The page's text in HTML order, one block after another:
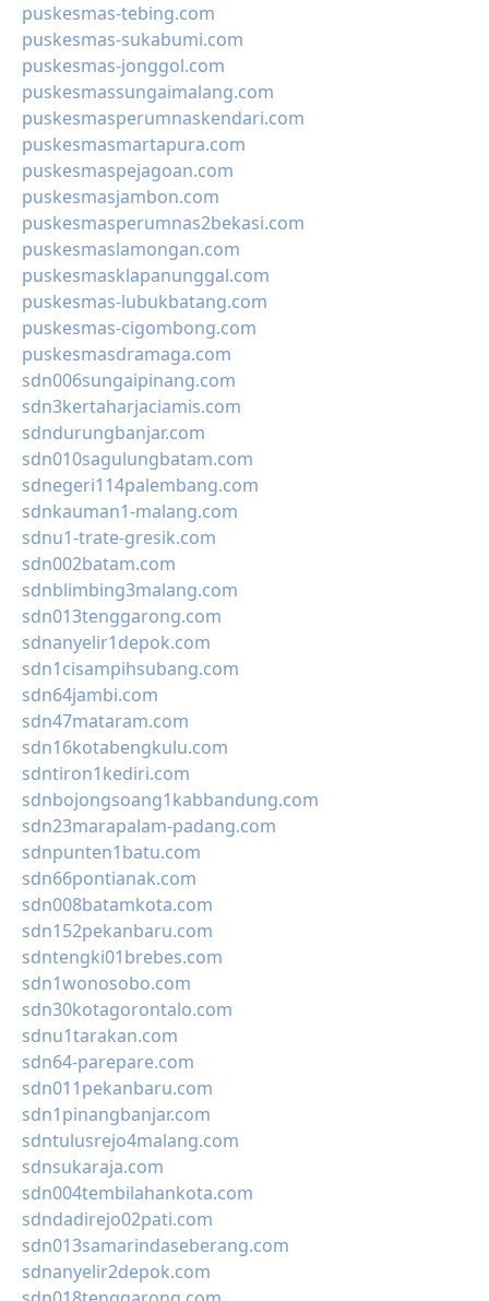
puskesmas-tebing.com
puskesmas-sukabumi.com
puskesmas-jonggol.com
puskesmassungaimalang.com
puskesmasperumnaskendari.com
puskesmasmartapura.com
puskesmaspejagoan.com
puskesmasjambon.com
puskesmasperumnas2bekasi.com
puskesmaslamongan.com
puskesmasklapanunggal.com
puskesmas-lubukbatang.com
puskesmas-cigombong.com
puskesmasdramaga.com
sdn006sungaipinang.com
sdn3kertaharjaciamis.com
sdndurungbanjar.com
sdn010sagulungbatam.com
sdnegeri114palembang.com
sdnkauman1-malang.com
sdnu1-trate-gresik.com
sdn002batam.com
sdnblimbing3malang.com
sdn013tenggarong.com
sdnanyelir1depok.com
sdn1cisampihsubang.com
sdn64jambi.com
sdn47mataram.com
sdn16kotabengkulu.com
sdntiron1kediri.com
sdnbojongsoang1kabbandung.com
sdn23marapalam-padang.com
sdnpunten1batu.com
sdn66pontianak.com
sdn008batamkota.com
sdn152pekanbaru.com
sdntengki01brebes.com
sdn1wonosobo.com
sdn30kotagorontalo.com
sdnu1tarakan.com
sdn64-parepare.com
sdn011pekanbaru.com
sdn1pinangbanjar.com
sdntulusrejo4malang.com
sdnsukaraja.com
sdn004tembilahankota.com
sdndadirejo02pati.com
sdn013samarindaseberang.com
sdnanyelir2depok.com